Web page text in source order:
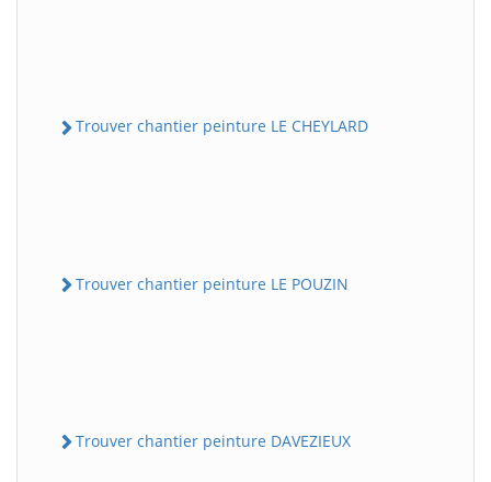
Trouver chantier peinture LE CHEYLARD
Trouver chantier peinture LE POUZIN
Trouver chantier peinture DAVEZIEUX